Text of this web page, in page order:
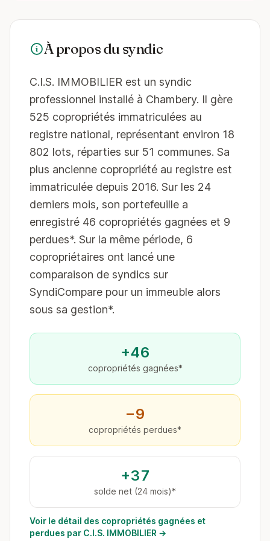
À propos du syndic
C.I.S. IMMOBILIER est un syndic
professionnel installé à Chambery. Il gère
525 copropriétés immatriculées au
registre national, représentant environ 18
802 lots, réparties sur 51 communes. Sa
plus ancienne copropriété au registre est
immatriculée depuis 2016. Sur les 24
derniers mois, son portefeuille a
enregistré 46 copropriétés gagnées et 9
perdues*. Sur la même période, 6
copropriétaires ont lancé une
comparaison de syndics sur
SyndiCompare pour un immeuble alors
sous sa gestion*.
+46
copropriétés gagnées*
−9
copropriétés perdues*
+37
solde net (24 mois)*
Voir le détail des copropriétés gagnées et
perdues par C.I.S. IMMOBILIER →